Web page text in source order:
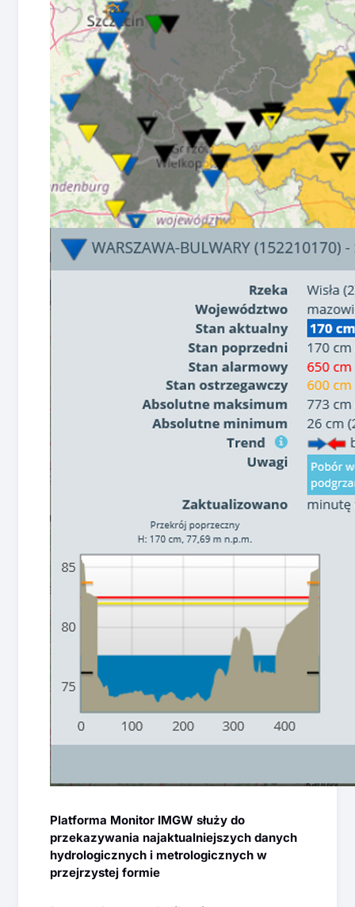
Platforma Monitor IMGW służy do
przekazywania najaktualniejszych danych
hydrologicznych i metrologicznych w
przejrzystej formie